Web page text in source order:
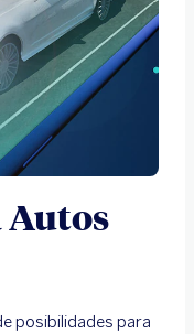
Autos
posibilidades para